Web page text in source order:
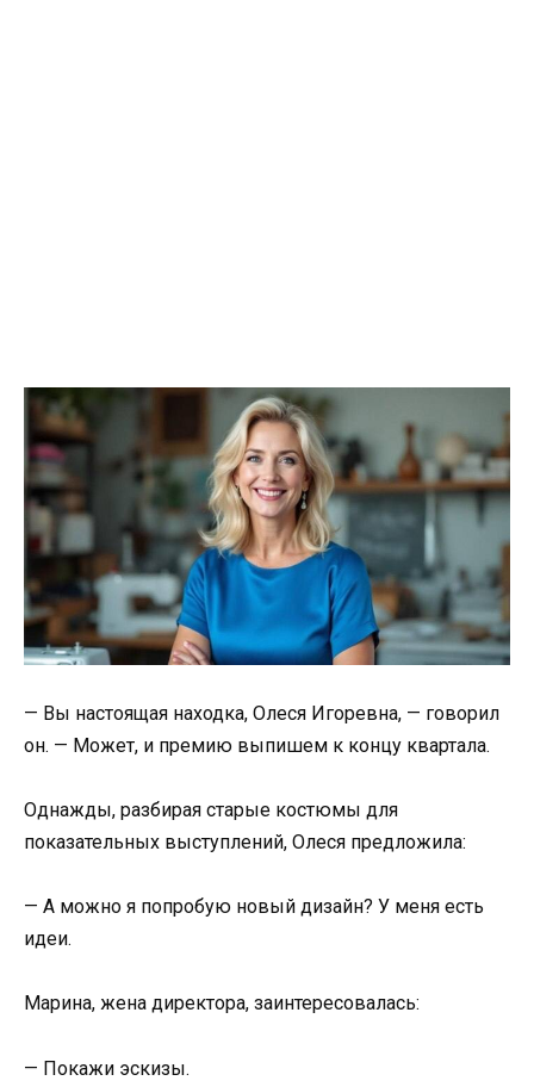
— Вы настоящая находка, Олеся Игоревна, — говорил
он. — Может, и премию выпишем к концу квартала.
Однажды, разбирая старые костюмы для
показательных выступлений, Олеся предложила:
— А можно я попробую новый дизайн? У меня есть
идеи.
Марина, жена директора, заинтересовалась:
— Покажи эскизы.